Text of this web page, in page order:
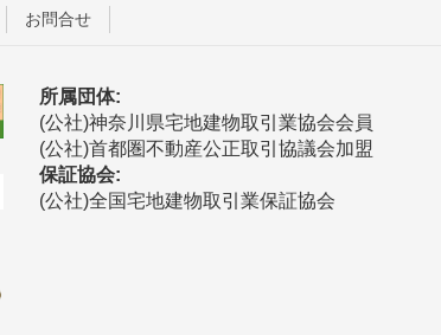
お問合せ
所属団体:
(公社)神奈川県宅地建物取引業協会会員
(公社)首都圏不動産公正取引協議会加盟
保証協会:
(公社)全国宅地建物取引業保証協会